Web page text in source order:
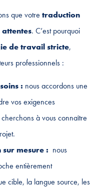
que votre traduction
. C’est pourquoi
de travail stricte,
professionnels :
: nous accordons une
vos exigences
à vous connaître
sur mesure : nous
entièrement
cible, la langue source, les